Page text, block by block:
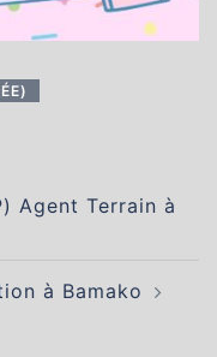
Agent Terrain à
à Bamako